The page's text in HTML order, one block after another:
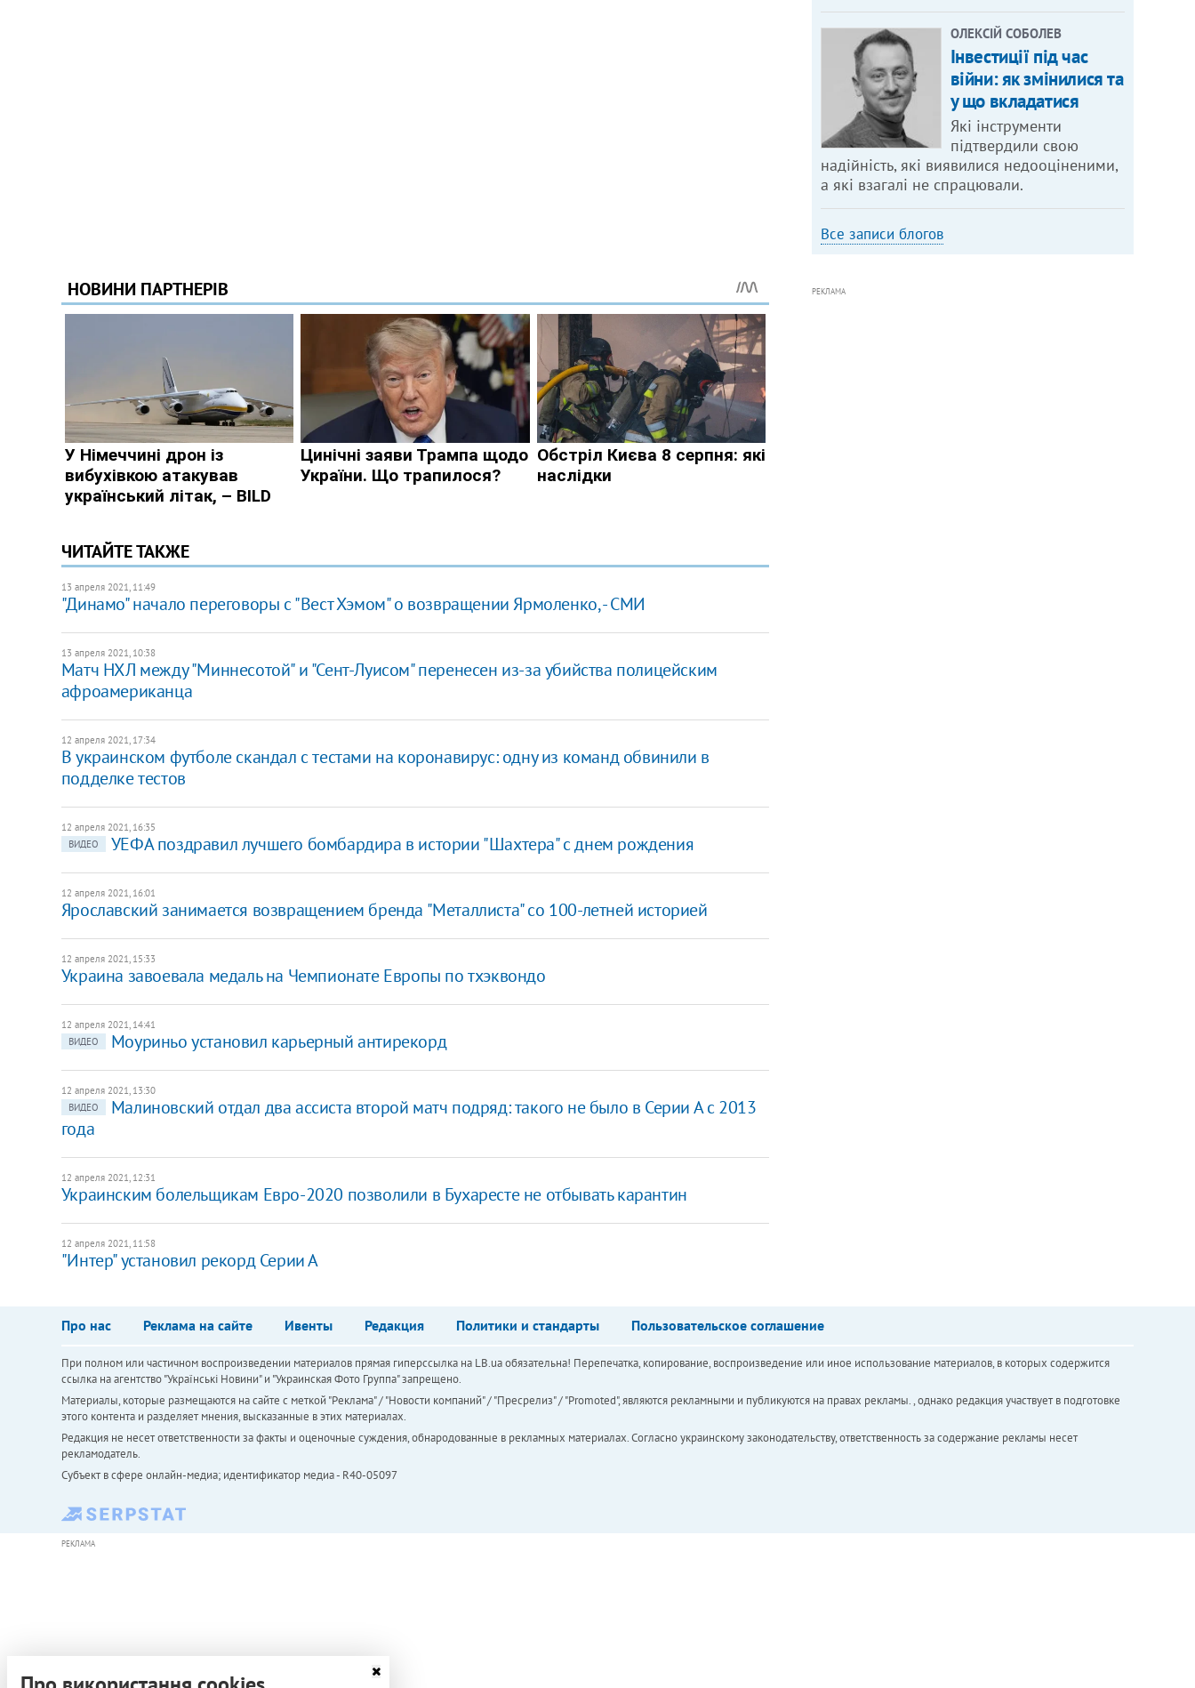
ЧИТАЙТЕ ТАКЖЕ
13 апреля 2021, 11:49
"Динамо" начало переговоры с "Вест Хэмом" о возвращении Ярмоленко, - СМИ
13 апреля 2021, 10:38
Матч НХЛ между "Миннесотой" и "Сент-Луисом" перенесен из-за убийства полицейским
афроамериканца
12 апреля 2021, 17:34
В украинском футболе скандал с тестами на коронавирус: одну из команд обвинили в
подделке тестов
12 апреля 2021, 16:35
ВИДЕО
УЕФА поздравил лучшего бомбардира в истории "Шахтера" с днем рождения
12 апреля 2021, 16:01
Ярославский занимается возвращением бренда "Металлиста" со 100-летней историей
12 апреля 2021, 15:33
Украина завоевала медаль на Чемпионате Европы по тхэквондо
12 апреля 2021, 14:41
ВИДЕО
Моуриньо установил карьерный антирекорд
12 апреля 2021, 13:30
ВИДЕО
Малиновский отдал два ассиста второй матч подряд: такого не было в Серии А с 2013
года
12 апреля 2021, 12:31
Украинским болельщикам Евро-2020 позволили в Бухаресте не отбывать карантин
12 апреля 2021, 11:58
"Интер" установил рекорд Серии А
ОЛЕКСІЙ СОБОЛЕВ
Інвестиції під час
війни: як змінилися та
у що вкладатися
Які інструменти
підтвердили свою
надійність, які виявилися недооціненими,
а які взагалі не спрацювали.
Все записи блогов
РЕКЛАМА
Про нас Реклама на сайте Ивенты Редакция Политики и стандарты Пользовательское соглашение
При полном или частичном воспроизведении материалов прямая гиперссылка на LB.ua обязательна! Перепечатка, копирование, воспроизведение или иное использование материалов, в которых содержится
ссылка на агентство "Українськi Новини" и "Украинская Фото Группа" запрещено.
Материалы, которые размещаются на сайте с меткой "Реклама" / "Новости компаний" / "Пресрелиз" / "Promoted", являются рекламными и публикуются на правах рекламы. , однако редакция участвует в подготовке
этого контента и разделяет мнения, высказанные в этих материалах.
Редакция не несет ответственности за факты и оценочные суждения, обнародованные в рекламных материалах. Согласно украинскому законодательству, ответственность за содержание рекламы несет
рекламодатель.
Субъект в сфере онлайн-медиа; идентификатор медиа - R40-05097
РЕКЛАМА